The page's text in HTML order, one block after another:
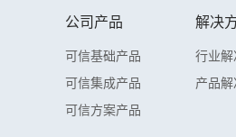
公司产品
可信基础产品
可信集成产品
可信方案产品
解决
行业
产品